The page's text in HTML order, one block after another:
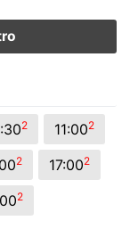
2 11:002
2 17:002
2